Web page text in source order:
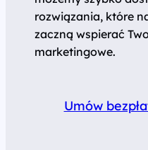
rozwiązania, które
zaczną wspierać
marketingowe.
Umów